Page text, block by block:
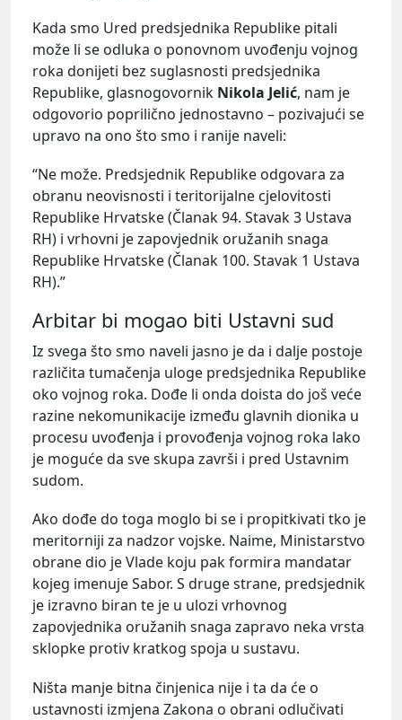
Kada smo Ured predsjednika Republike pitali
može li se odluka o ponovnom uvođenju vojnog
roka donijeti bez suglasnosti predsjednika
Republike, glasnogovornik Nikola Jelić, nam je
odgovorio poprilično jednostavno – pozivajući se
upravo na ono što smo i ranije naveli:
“Ne može. Predsjednik Republike odgovara za
obranu neovisnosti i teritorijalne cjelovitosti
Republike Hrvatske (Članak 94. Stavak 3 Ustava
RH) i vrhovni je zapovjednik oružanih snaga
Republike Hrvatske (Članak 100. Stavak 1 Ustava
RH).”
Arbitar bi mogao biti Ustavni sud
Iz svega što smo naveli jasno je da i dalje postoje
različita tumačenja uloge predsjednika Republike
oko vojnog roka. Dođe li onda doista do još veće
razine nekomunikacije između glavnih dionika u
procesu uvođenja i provođenja vojnog roka lako
je moguće da sve skupa završi i pred Ustavnim
sudom.
Ako dođe do toga moglo bi se i propitkivati tko je
meritorniji za nadzor vojske. Naime, Ministarstvo
obrane dio je Vlade koju pak formira mandatar
kojeg imenuje Sabor. S druge strane, predsjednik
je izravno biran te je u ulozi vrhovnog
zapovjednika oružanih snaga zapravo neka vrsta
sklopke protiv kratkog spoja u sustavu.
Ništa manje bitna činjenica nije i ta da će o
ustavnosti izmjena Zakona o obrani odlučivati